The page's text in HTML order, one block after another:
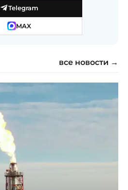
Telegram
MAX
все новости →